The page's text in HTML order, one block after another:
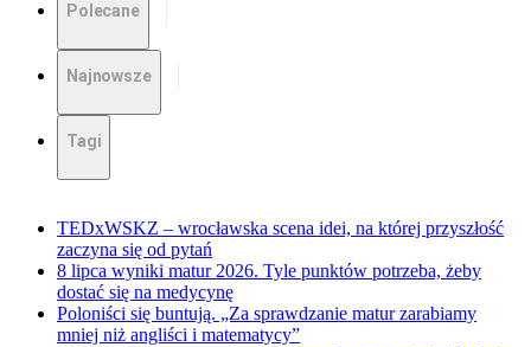
Polecane
Najnowsze
Tagi
TEDxWSKZ – wrocławska scena idei, na której przyszłość
zaczyna się od pytań
8 lipca wyniki matur 2026. Tyle punktów potrzeba, żeby
dostać się na medycynę
Poloniści się buntują. „Za sprawdzanie matur zarabiamy
mniej niż angliści i matematycy”